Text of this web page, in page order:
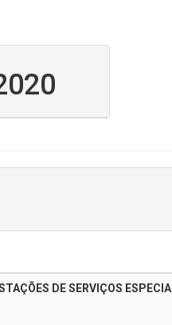
DE SERVIÇOS